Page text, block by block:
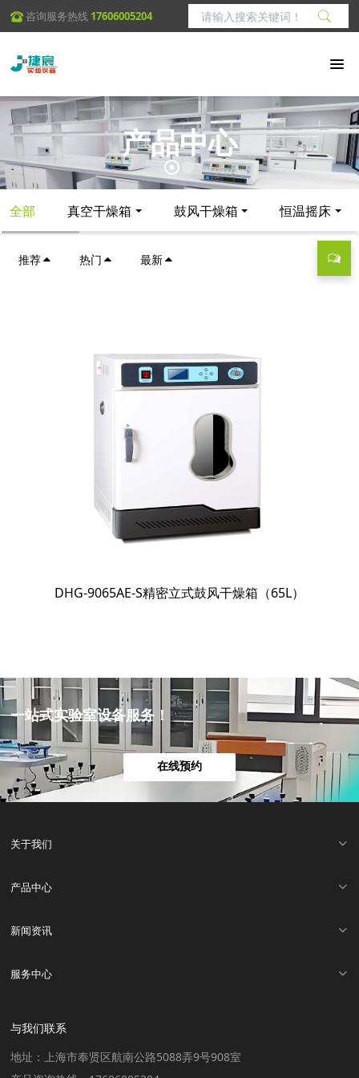
咨询服务热线 17606005204
产品中心
全部 真空干燥箱 鼓风干燥箱 恒温摇床
推荐 热门 最新
DHG-9065AE-S精密立式鼓风干燥箱（65L）
一站式实验室设备服务！
在线预约
关于我们
产品中心
新闻资讯
服务中心
与我们联系
地址：上海市奉贤区航南公路5088弄9号908室